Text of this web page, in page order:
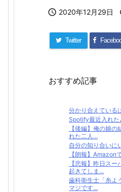
 2020年12月29日
Twitter
おすすめ記事
分かり合えている
Spotify最近入れた
【後編】俺の娘
れた二人...
自分の知り合いに
【朗報】Amazon
【悲報】昨日ス
起きてしま...
歯科衛生士「糸よ
マジです...